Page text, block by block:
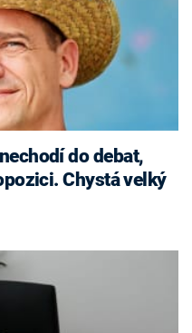
do debat,
Chystá velký